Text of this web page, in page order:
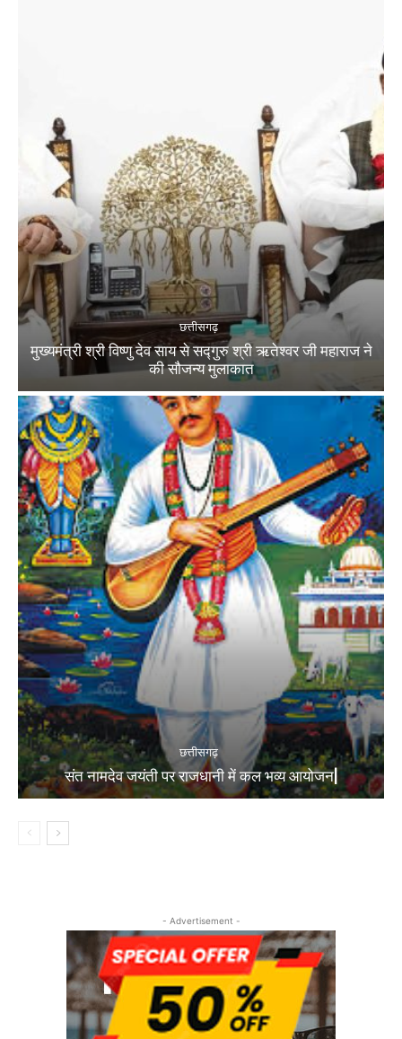
छत्तीसगढ़
मुख्यमंत्री श्री विष्णु देव साय से सद्गुरु श्री ऋतेश्वर जी महाराज ने
की सौजन्य मुलाकात
छत्तीसगढ़
संत नामदेव जयंती पर राजधानी में कल भव्य आयोजन|
- Advertisement -